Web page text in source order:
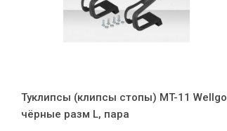
Туклипсы (клипсы стопы) MT-11 Wellgo
чёрные разм L, пара